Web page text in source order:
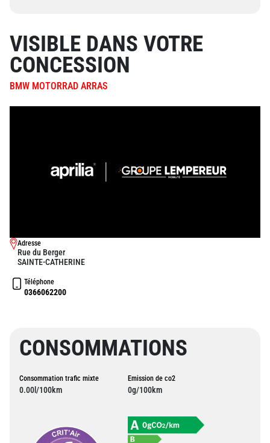
VISIBLE DANS VOTRE
CONCESSION
BMW MOTORRAD ARRAS
Adresse
Rue du Berger
SAINTE-CATHERINE
Téléphone
0366062200
CONSOMMATIONS
Consommation trafic mixte
0.00l/100km
Emission de co2
0g/100km